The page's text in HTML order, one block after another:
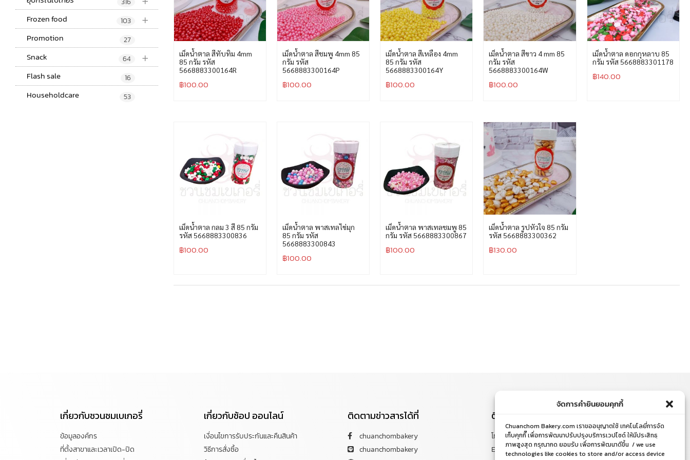
จัดการคำยินยอมคุกกี้
Chuanchom Bakery.com เราขออนุญาตใช้ เทคโนโลยี่การจัด
เก็บคุกกี๊ เพื่อการพัฒนาปรับปรุงบริการเวปไซด์ ให้มีประสิทธฺ
ภาพสูงสุด กรุณากด ยอมรับ เพื่อการพัฒนาดีขึ้น / we use
technologies like cookies to store and/or access device
+
Frozen food 103
Promotion 27
+
Snack 64
Flash sale 16
Householdcare 53
เม็ดน้ำตาล สีทับทิม 4mm
85 กรัม รหัส
5668883300164R
฿100.00
เม็ดน้ำตาล สีชมพู 4mm 85
กรัม รหัส
5668883300164P
฿100.00
เม็ดน้ำตาล สีเหลือง 4mm
85 กรัม รหัส
5668883300164Y
฿100.00
เม็ดน้ำตาล สีขาว 4 mm 85
กรัม รหัส
5668883300164W
฿100.00
เม็ดน้ำตาล ดอกกุหลาบ 85
กรัม รหัส 5668883301178
฿140.00
เม็ดน้ำตาล กลม 3 สี 85 กรัม
รหัส 5668883300836
฿100.00
เม็ดน้ำตาล พาสเทลไข่มุก
85 กรัม รหัส
5668883300843
฿100.00
เม็ดน้ำตาล พาสเทลชมพู 85
กรัม รหัส 5668883300867
฿100.00
เม็ดน้ำตาล รูปหัวใจ 85 กรัม
รหัส 5668883300362
฿130.00
เกี่ยวกับชวนชมเบเกอรี่
ข้อมูลองค์กร
ที่ตั้งสาขาและเวลาเปิด-ปิด
เกี่ยวกับช้อป ออนไลน์
เงื่อนไขการรับประกันและคืนสินค้า
วิธีการสั่งซื้อ
ติดตามข่าวสารได้ที่
chuanchombakery
chuanchombakery
ติดต่อสอบถาม
โทร. 065-526-2325, 02 519 8212
E-mail : chuanchom.bakery@gmail.com